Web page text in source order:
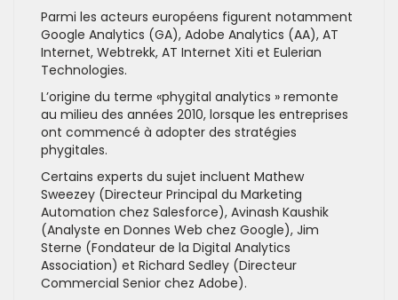
Parmi les acteurs européens figurent notamment
Google Analytics (GA), Adobe Analytics (AA), AT
Internet, Webtrekk, AT Internet Xiti et Eulerian
Technologies.
L’origine du terme «phygital analytics » remonte
au milieu des années 2010, lorsque les entreprises
ont commencé à adopter des stratégies
phygitales.
Certains experts du sujet incluent Mathew
Sweezey (Directeur Principal du Marketing
Automation chez Salesforce), Avinash Kaushik
(Analyste en Donnes Web chez Google), Jim
Sterne (Fondateur de la Digital Analytics
Association) et Richard Sedley (Directeur
Commercial Senior chez Adobe).